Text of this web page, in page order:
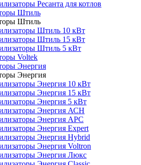
Ресанта для котлов
Штиль
Штиль
Штиль 10 кВт
Штиль 15 кВт
Штиль 5 кВт
Voltek
Энергия
Энергия
Энергия 10 кВт
Энергия 15 кВт
Энергия 5 кВт
Энергия АСН
Энергия АРС
Энергия Expert
Энергия Hybrid
Энергия Voltron
Энергия Люкс